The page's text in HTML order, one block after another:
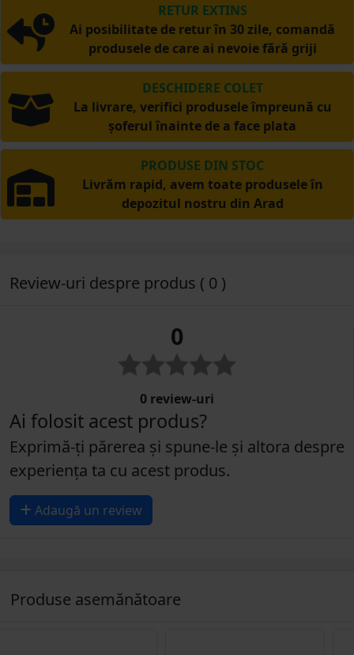
RETUR EXTINS
Ai posibilitate de retur în 30 zile, comandă
produsele de care ai nevoie fără griji
DESCHIDERE COLET
La livrare, verifici produsele împreună cu
șoferul înainte de a face plata
PRODUSE DIN STOC
Livrăm rapid, avem toate produsele în
depozitul nostru din Arad
Review-uri despre produs ( 0 )
0
0 review-uri
Ai folosit acest produs?
Exprimă-ți părerea și spune-le și altora despre
experiența ta cu acest produs.
Adaugă un review
Produse asemănătoare